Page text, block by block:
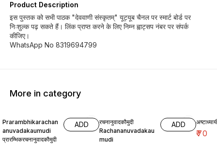
Product Description
इस पुस्तक को सभी पाठक "देववाणी संस्कृतम्" यूट्यूब चैनल पर स्मार्ट बोर्ड पर
निःशुल्क पढ़ सकते हैं। लिंक प्राप्त करने के लिए निम्न ह्वाट्सप नंबर पर संपर्क
कीजिए।
WhatsApp No 8319694799
More in category
Prarambhikarachan
anuvadakaumudi
प्रारम्भिकरचनानुवादकौमुदी
ADD
रचनानुवादकौमुदी
Rachananuvadakau
mudi
ADD
₹70